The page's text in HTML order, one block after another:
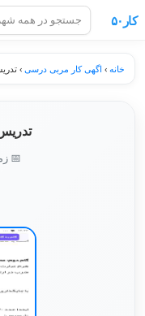
کار۵۰
خانه › اگهی کار مربی درسی ›
📅